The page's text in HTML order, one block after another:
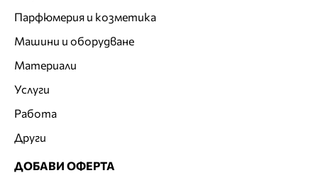
Парфюмерия и козметика
Машини и оборудване
Материали
Услуги
Работа
Други
ДОБАВИ ОФЕРТА